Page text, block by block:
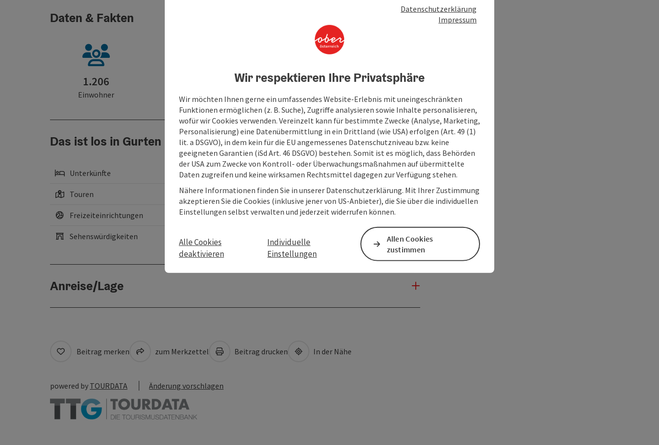
Daten & Fakten
1.206
Einwohner Fläche
400 m
Seehöhe
48.26, 13.32
GPS-Koordinaten
Das ist los in Gurten
Unterkünfte Gastronomie
Touren Einkaufen
Freizeiteinrichtungen Service und Dienstleistungen
Sehenswürdigkeiten
Anreise/Lage
Beitrag merken zum Merkzettel Beitrag drucken In der Nähe
powered by TOURDATA Änderung vorschlagen
Datenschutzerklärung
Impressum
Wir respektieren Ihre Privatsphäre
Wir möchten Ihnen gerne ein umfassendes Website-Erlebnis mit uneingeschränkten
Funktionen ermöglichen (z. B. Suche), Zugriffe analysieren sowie Inhalte personalisieren,
wofür wir Cookies verwenden. Vereinzelt kann für bestimmte Zwecke (Analyse, Marketing,
Personalisierung) eine Datenübermittlung in ein Drittland (wie USA) erfolgen (Art. 49 (1)
lit. a DSGVO), in dem kein für die EU angemessenes Datenschutzniveau bzw. keine
geeigneten Garantien (iSd Art. 46 DSGVO) bestehen. Somit ist es möglich, dass Behörden
der USA zum Zwecke von Kontroll- oder Überwachungsmaßnahmen auf übermittelte
Daten zugreifen und keine wirksamen Rechtsmittel dagegen zur Verfügung stehen.
Nähere Informationen finden Sie in unserer Datenschutzerklärung. Mit Ihrer Zustimmung
akzeptieren Sie die Cookies (inklusive jener von US-Anbieter), die Sie über die individuellen
Einstellungen selbst verwalten und jederzeit widerrufen können.
Alle Cookies
deaktivieren
Individuelle
Einstellungen
Allen Cookies
zustimmen